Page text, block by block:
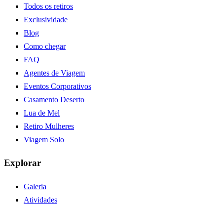
Todos os retiros
Exclusividade
Blog
Como chegar
FAQ
Agentes de Viagem
Eventos Corporativos
Casamento Deserto
Lua de Mel
Retiro Mulheres
Viagem Solo
Explorar
Galeria
Atividades